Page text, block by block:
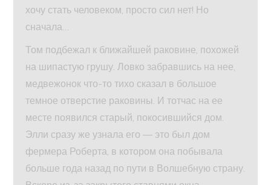
хочу стать человеком, просто сил нет! Но
сначала…
Том подбежал к ближайшей раковине, похожей
на шипастую грушу. Ловко забравшись на нее,
медвежонок что-то тихо сказал в большое
темное отверстие раковины. И тотчас на ее
месте появился старый, покосившийся дом.
Элли сразу же узнала его — это был дом
фермера Роберта, в котором она побывала
больше года назад по пути в Волшебную страну.